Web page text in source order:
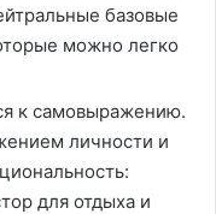
базовые
можно легко
к самовыражению.
личности и
для отдыха и